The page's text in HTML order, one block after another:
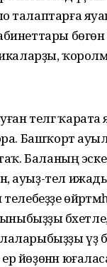
талаптарға
бөгөн
туған телгә
Башҡорт
Баланың
тел ижадын
телебеҙҙе
үҙ
йөҙөнән